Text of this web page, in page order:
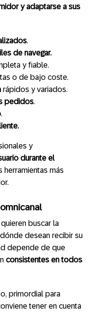
y adaptarse a sus
.
de navegar.
y fiable.
o de bajo coste.
rápidos y variados.
pedidos.
.
y
durante el
herramientas más
buscar la
desean recibir su
depende de que
consistentes en todos
primordial para
tener en cuenta